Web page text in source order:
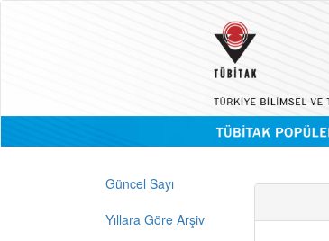
Güncel Sayı
Yıllara Göre Arşiv